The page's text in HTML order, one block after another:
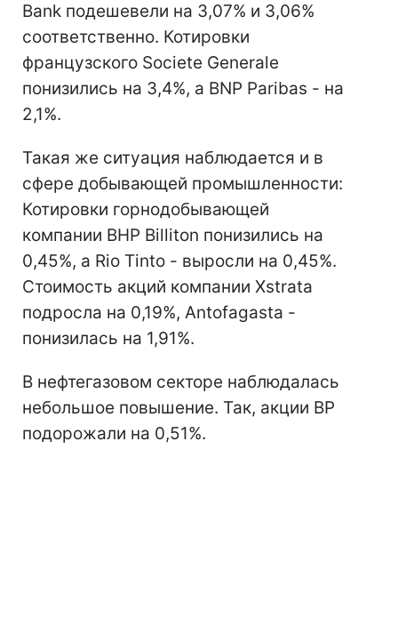
Bank подешевели на 3,07% и 3,06%
соответственно. Котировки
французского Societe Generale
понизились на 3,4%, а BNP Paribas - на
2,1%.
Такая же ситуация наблюдается и в
сфере добывающей промышленности:
Котировки горнодобывающей
компании BHP Billiton понизились на
0,45%, а Rio Tinto - выросли на 0,45%.
Стоимость акций компании Xstrata
подросла на 0,19%, Antofagasta -
понизилась на 1,91%.
В нефтегазовом секторе наблюдалась
небольшое повышение. Так, акции BP
подорожали на 0,51%.